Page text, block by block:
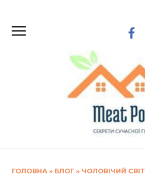
вмісту
ГОЛОВНА » БЛОГ » ЧОЛОВІЧИЙ СВІТ